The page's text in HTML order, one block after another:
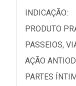
INDICAÇÃO:
PRODUTO
PASSEIOS,
AÇÃO
PARTES